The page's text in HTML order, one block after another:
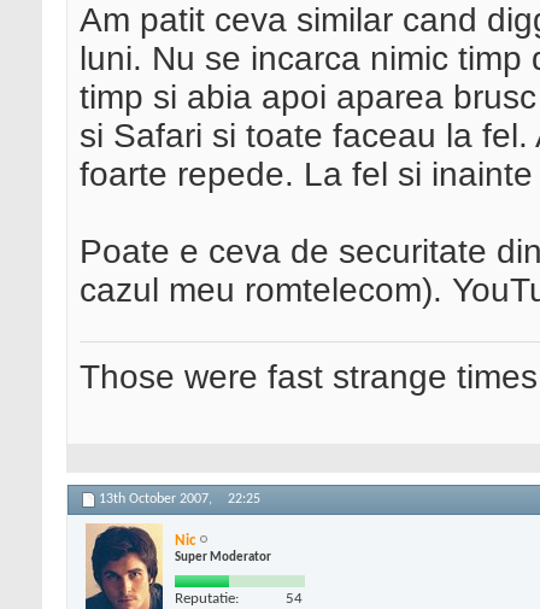
Am patit ceva similar cand
luni. Nu se incarca nimic
timp si abia apoi aparea
si Safari si toate faceau la
foarte repede. La fel si
Poate e ceva de securitate
cazul meu romtelecom).
Those were fast strange
13th October 2007, 22:25
Nic
Super Moderator
Reputatie: 54